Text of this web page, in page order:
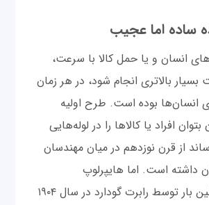
ساده اما عجیب
انسان و یا حمل کالا با سرعت،
بسیار بالاتری انجام شود، در هر زمان
انسان‌ها بوده است. طرح اولیه
افراد یا کالاها را در لوله‌هایی
از قرن نوزدهم در میان مهندسان
داشته است. اما هایپرلوپ
(Hyperloop) اولین بار توسط رابرت گودارد در سال ۱۹۰۴